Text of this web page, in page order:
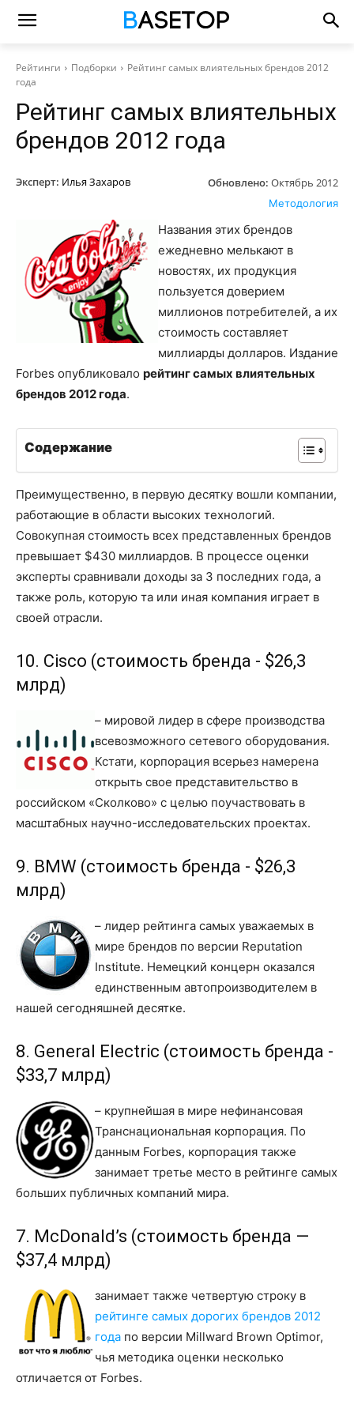
Рейтинги Подборки
Рейтинг самых влиятельных брендов 2012
года
Рейтинг самых влиятельных
брендов 2012 года
Эксперт: Илья Захаров Обновлено: Октябрь 2012
Методология
Названия этих брендов
ежедневно мелькают в
новостях, их продукция
пользуется доверием
миллионов потребителей, а их
стоимость составляет
миллиарды долларов. Издание
Forbes опубликовало рейтинг самых влиятельных
брендов 2012 года.
Содержание
Преимущественно, в первую десятку вошли компании,
работающие в области высоких технологий.
Совокупная стоимость всех представленных брендов
превышает $430 миллиардов. В процессе оценки
эксперты сравнивали доходы за 3 последних года, а
также роль, которую та или иная компания играет в
своей отрасли.
10. Cisco (стоимость бренда - $26,3
млрд)
– мировой лидер в сфере производства
всевозможного сетевого оборудования.
Кстати, корпорация всерьез намерена
открыть свое представительство в
российском «Сколково» с целью поучаствовать в
масштабных научно-исследовательских проектах.
9. BMW (стоимость бренда - $26,3
млрд)
– лидер рейтинга самых уважаемых в
мире брендов по версии Reputation
Institute. Немецкий концерн оказался
единственным автопроизводителем в
нашей сегодняшней десятке.
8. General Electric (стоимость бренда -
$33,7 млрд)
– крупнейшая в мире нефинансовая
Транснациональная корпорация. По
данным Forbes, корпорация также
занимает третье место в рейтинге самых
больших публичных компаний мира.
7. McDonald’s (стоимость бренда —
$37,4 млрд)
занимает также четвертую строку в
рейтинге самых дорогих брендов 2012
года по версии Millward Brown Optimor,
чья методика оценки несколько
отличается от Forbes.